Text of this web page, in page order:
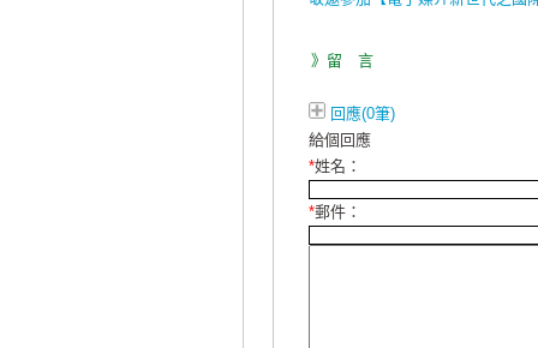
》留 言
回應(0筆)
給個回應
*姓名：
*郵件：